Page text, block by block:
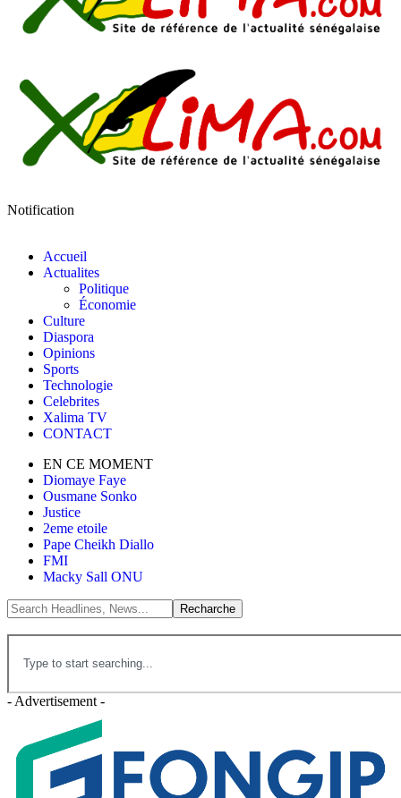
Notification
Accueil
Actualites
Politique
Économie
Culture
Diaspora
Opinions
Sports
Technologie
Celebrites
Xalima TV
CONTACT
EN CE MOMENT
Diomaye Faye
Ousmane Sonko
Justice
2eme etoile
Pape Cheikh Diallo
FMI
Macky Sall ONU
- Advertisement -